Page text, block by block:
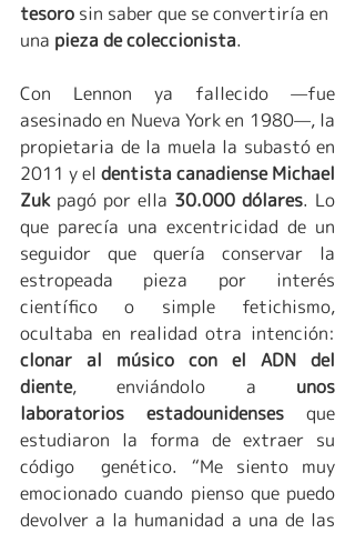
tesoro sin saber que se convertiría en
una pieza de coleccionista.
Con Lennon ya fallecido —fue
asesinado en Nueva York en 1980—, la
propietaria de la muela la subastó en
2011 y el dentista canadiense Michael
Zuk pagó por ella 30.000 dólares. Lo
que parecía una excentricidad de un
seguidor que quería conservar la
estropeada pieza por interés
científico o simple fetichismo,
clonar al músico con el ADN del
diente, enviándolo a unos
laboratorios estadounidenses que
estudiaron la forma de extraer su
código  genético. “Me siento muy
emocionado cuando pienso que puedo
devolver a la humanidad a una de las